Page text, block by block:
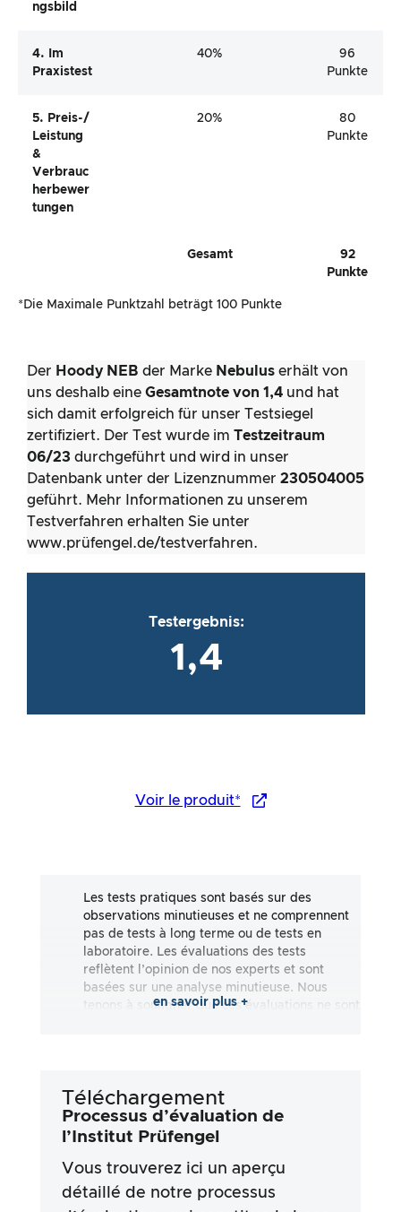
Ngsbild
4. Im
Praxistest
40%
96
Punkte
5. Preis-/
Leistung
&
Verbrauc
Herbewer
Tungen
20%
80
Punkte
Gesamt
92
Punkte
*Die Maximale Punktzahl beträgt 100 Punkte
Der Hoody NEB der Marke Nebulus erhält von
uns deshalb eine Gesamtnote von 1,4 und hat
sich damit erfolgreich für unser Testsiegel
zertifiziert. Der Test wurde im Testzeitraum
06/23 durchgeführt und wird in unser
Datenbank unter der Lizenznummer 230504005
geführt. Mehr Informationen zu unserem
Testverfahren erhalten Sie unter
www.prüfengel.de/testverfahren.
Testergebnis:
1,4
Voir le produit*
Les tests pratiques sont basés sur des
observations minutieuses et ne comprennent
pas de tests à long terme ou de tests en
laboratoire. Les évaluations des tests
reflètent l’opinion de nos experts et sont
basées sur une analyse minutieuse. Nous
tenons à souligner que ces évaluations ne sont
responsabilité ne soit assumée quant à
l’exactitude ou à l’exhaustivité des résultats
des tests. Il est important de noter que nos
légales, des effets médicaux ou des
ingrédients spécifiques des produits. Nous
nous appuyons sur les déclarations
en savoir plus +
Téléchargement
Processus d’évaluation de
l’Institut Prüfengel
Vous trouverez ici un aperçu
détaillé de notre processus